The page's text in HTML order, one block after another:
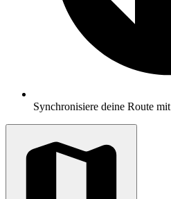
Synchronisiere deine Route mit